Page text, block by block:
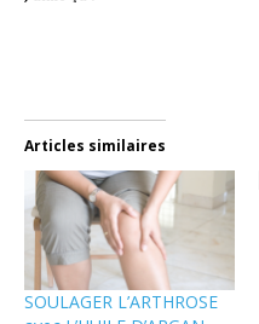
Articles similaires
SOULAGER L’ARTHROSE